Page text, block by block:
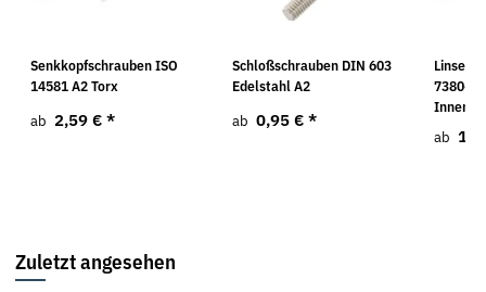
Senkkopfschrauben ISO
14581 A2 Torx
ab 2,59 € *
Schloßschrauben DIN 603
Edelstahl A2
ab 0,95 € *
7380-2
ab
Zuletzt angesehen